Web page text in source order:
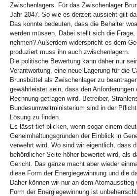
Zwischenlagers. Für das Zwischenlager
Jahr 2047. So wie es derzeit aussieht gilt
Das könnte bedeuten, dass die Behälter
werden müssen. Dabei stellt sich die Frage,
nehmen? Außerdem widerspricht es dem
produziert muss ihn auch zwischenlagern.
Die politische Bewertung kann daher nur
Verantwortung, eine neue Lagerung für die
Brunsbüttel als Zwischenlager zu
gewährleistet sein, dass den
Rechnung getragen wird. Betreiber,
Bundesumweltministerium sind in der
Lösung zu finden.
Es lässt tief blicken, wenn sogar einem
Geheimhaltungsgründen der Einblick in
verwehrt wird. Wo sind wir eigentlich, dass
behördlicher Seite höher bewertet wird, als
Gericht. Das ganze macht aber wieder
diese Form der Energiegewinnung und die
Daher können wir nur an dem
Form der Energiegewinnung ist